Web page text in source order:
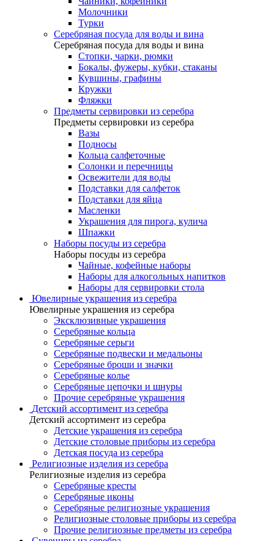
Молочники
Турки
Серебряная посуда для воды и вина
Серебряная посуда для воды и вина
Стопки, чарки, рюмки
Бокалы, фужеры, кубки, стаканы
Кувшины, графины
Кружки
Фляжки
Предметы сервировки из серебра
Предметы сервировки из серебра
Вазы
Подносы
Кольца салфеточные
Солонки и перечницы
Освежители для воды
Подставки для салфеток
Подставки для яйца
Масленки
Украшения для пирога, кулича
Шпажки
Наборы посуды из серебра
Наборы посуды из серебра
Чайные, кофейные наборы
Наборы для алкогольных напитков
Наборы для сервировки стола
Ювелирные украшения из серебра
Ювелирные украшения из серебра
Эксклюзивные украшения
Серебряные кольца
Серебряные серьги
Серебряные подвески и медальоны
Серебряные броши и значки
Серебряные колье
Серебряные цепочки и шнуры
Прочие серебряные украшения
Детский ассортимент из серебра
Детский ассортимент из серебра
Детские украшения из серебра
Детские столовые приборы из серебра
Детская посуда из серебра
Религиозные изделия из серебра
Религиозные изделия из серебра
Серебряные кресты
Серебряные иконы
Серебряные религиозные украшения
Религиозные столовые приборы из серебра
Прочие религиозные предметы из серебра